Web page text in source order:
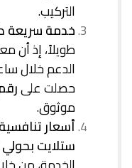
التركيب.
خدمة سريعة
طويلاً، إذ
الدعم خلال
حصلت على
موثوق.
أسعار
ستلايت بحولي